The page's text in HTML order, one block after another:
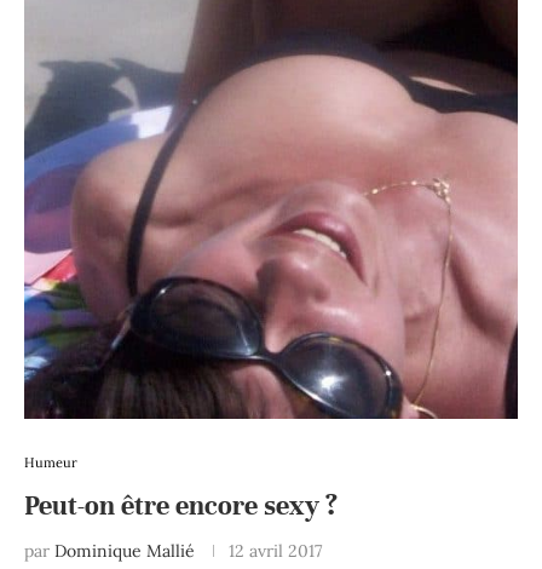
Humeur
Peut-on être encore sexy ?
par Dominique Mallié 12 avril 2017